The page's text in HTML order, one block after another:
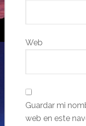
Web
Guardar mi
web en este